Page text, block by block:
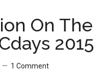
On The
2015
1 Comment